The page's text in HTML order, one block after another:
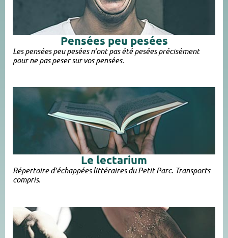
Pensées peu pesées​
Les pensées peu pesées n’ont pas été pesées précisément
pour ne pas peser sur vos pensées.
Le lectarium
Répertoire d’échappées littéraires du Petit Parc. Transports
compris.